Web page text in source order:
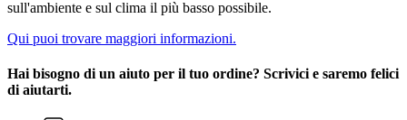
sull'ambiente e sul clima il più basso possibile.
Qui puoi trovare maggiori informazioni.
Hai bisogno di un aiuto per il tuo ordine? Scrivici e saremo felici
di aiutarti.